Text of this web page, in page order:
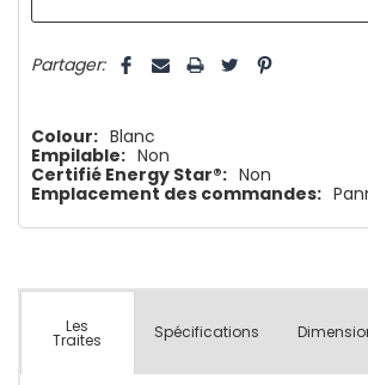
Partager:
Colour: Blanc
Empilable: Non
Certifié Energy Star®: Non
Emplacement des commandes:
Les
Traites Spécifications